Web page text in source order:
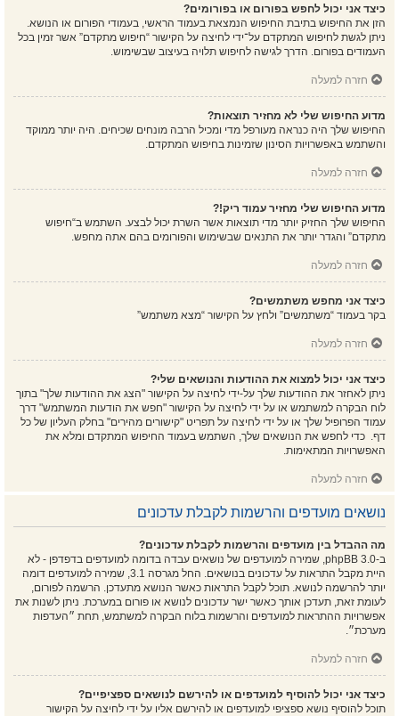
כיצד אני יכול לחפש בפורום או בפורומים?
הזן את החיפוש בתיבת החיפוש הנמצאת בעמוד הראשי, בעמודי הפורום או הנושא.
ניתן לגשת לחיפוש המתקדם על־ידי לחיצה על הקישור “חיפוש מתקדם” אשר זמין בכל
העמודים בפורום. הדרך לגישה לחיפוש תלויה בעיצוב שבשימוש.
חזרה למעלה
מדוע החיפוש שלי לא מחזיר תוצאות?
החיפוש שלך היה כנראה מעורפל מדי ומכיל הרבה מונחים שכיחים. היה יותר ממוקד
והשתמש באפשרויות הסינון שזמינות בחיפוש המתקדם.
חזרה למעלה
מדוע החיפוש שלי מחזיר עמוד ריק!?
החיפוש שלך החזיק יותר מדי תוצאות אשר השרת יכול לבצע. השתמש ב“חיפוש
מתקדם” והגדר יותר את התנאים שבשימוש והפורומים בהם אתה מחפש.
חזרה למעלה
כיצד אני מחפש משתמשים?
בקר בעמוד “משתמשים” ולחץ על הקישור “מצא משתמש”
חזרה למעלה
כיצד אני יכול למצוא את ההודעות והנושאים שלי?
ניתן לאחזר את ההודעות שלך על-ידי לחיצה על הקישור "הצג את ההודעות שלך" בתוך
לוח הבקרה למשתמש או על ידי לחיצה על הקישור "חפש את הודעות המשתמש" דרך
עמוד הפרופיל שלך או על ידי לחיצה על תפריט "קישורים מהירים" בחלק העליון של כל
דף. כדי לחפש את הנושאים שלך, השתמש בעמוד החיפוש המתקדם ומלא את
האפשרויות המתאימות.
חזרה למעלה
נושאים מועדפים והרשמות לקבלת עדכונים
מה ההבדל בין מועדפים והרשמות לקבלת עדכונים?
ב-phpBB 3.0, שמירה למועדפים של נושאים עבדה בדומה למועדפים בדפדפן - לא
היית מקבל התראות על עדכונים בנושאים. החל מגרסה 3.1, שמירה למועדפים דומה
יותר להרשמה לנושא. תוכל לקבל התראות כאשר הנושא מתעדכן. הרשמה לפורום,
לעומת זאת, תעדכן אותך כאשר ישר עדכונים לנושא או פורום במערכת. ניתן לשנות את
אפשרויות ההתראות למועדפים והרשמות בלוח הבקרה למשתמש, תחת ״העדפות
מערכת״.
חזרה למעלה
כיצד אני יכול להוסיף למועדפים או להירשם לנושאים ספציפיים?
תוכל להוסיף נושא ספציפי למועדפים או להירשם אליו על ידי לחיצה על הקישור